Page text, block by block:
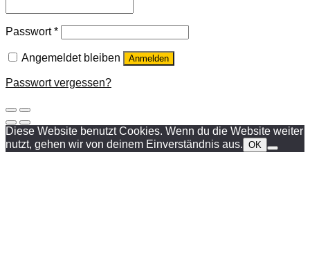
Passwort*
Angemeldet bleiben Anmelden
Passwort vergessen?
Diese Website benutzt Cookies. Wenn du die Website weiter
nutzt, gehen wir von deinem Einverständnis aus. OK